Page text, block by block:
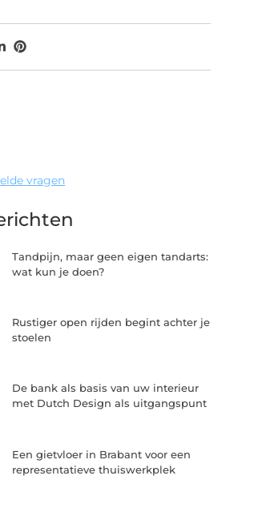
vragen
Tandpijn, maar geen eigen tandarts:
wat kun je doen?
Rustiger open rijden begint achter je
stoelen
De bank als basis van uw interieur
met Dutch Design als uitgangspunt
Een gietvloer in Brabant voor een
representatieve thuiswerkplek